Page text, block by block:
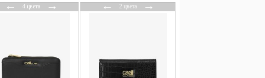
←4 цвета→ ←2 цвета→